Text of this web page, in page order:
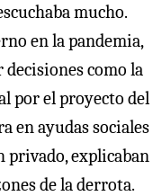
mucho.
en la pandemia,
como la
por el proyecto del
en ayudas sociales
privado, explicaban
de la derrota.